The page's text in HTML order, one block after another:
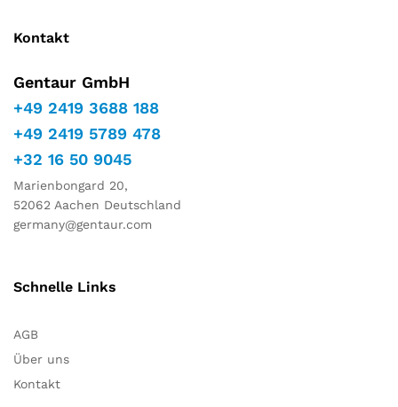
Kontakt
Gentaur GmbH
+49 2419 3688 188
+49 2419 5789 478
+32 16 50 9045
Marienbongard 20,
52062 Aachen Deutschland
germany@gentaur.com
Schnelle Links
AGB
Über uns
Kontakt